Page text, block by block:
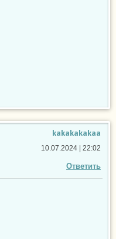
kakakakakaa
Ответить
10.07.2024 | 22:02